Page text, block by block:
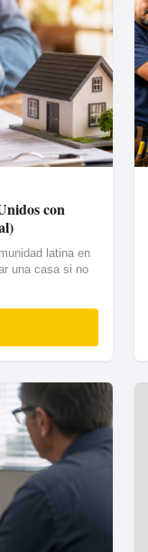
con
latina en
una casa si no